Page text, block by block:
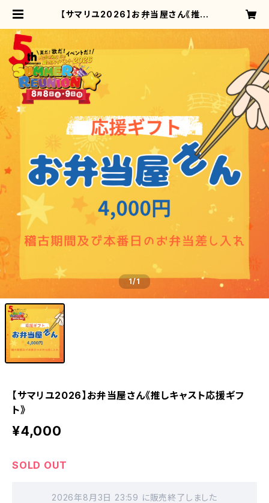
【サマリユ2026】お弁当屋さん《推し
1/1
【サマリユ2026】お弁当屋さん《推しキャスト応援ギフ
ト》
¥4,000
SOLD OUT
2026年8月3日 23:59 に販売終了しました